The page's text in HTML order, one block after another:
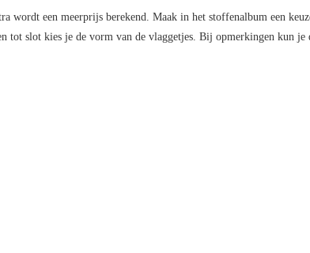
een meerprijs berekend. Maak in het stoffenalbum een
slot kies je de vorm van de vlaggetjes. Bij opmerkingen kun je